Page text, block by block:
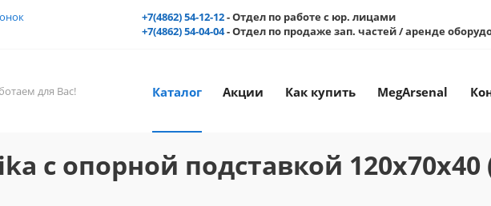
+7(4862) 54-12-12- Отдел по работе с юр. лицами
+7(4862) 54-04-04- Отдел по продаже зап. частей / аренде
для Вас! Каталог Акции Как купить MegArsenal
с опорной подставкой 120х70х40